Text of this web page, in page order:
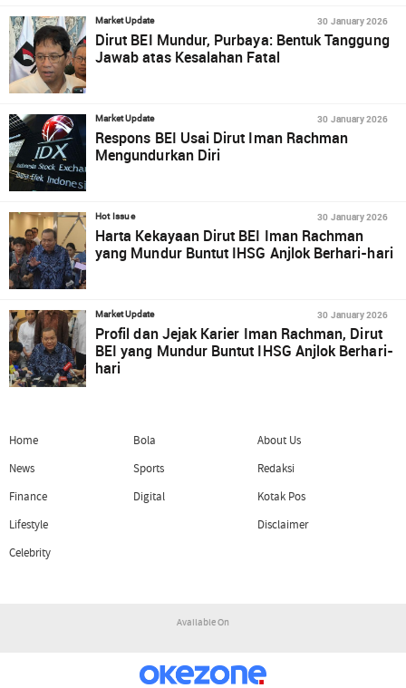
Market Update 30 January 2026
Dirut BEI Mundur, Purbaya: Bentuk Tanggung
Jawab atas Kesalahan Fatal
Market Update 30 January 2026
Respons BEI Usai Dirut Iman Rachman
Mengundurkan Diri
Hot Issue 30 January 2026
Harta Kekayaan Dirut BEI Iman Rachman
yang Mundur Buntut IHSG Anjlok Berhari-hari
Market Update 30 January 2026
Profil dan Jejak Karier Iman Rachman, Dirut
BEI yang Mundur Buntut IHSG Anjlok Berhari-
hari
Home
News
Finance
Lifestyle
Celebrity
Bola
Sports
Digital
About Us
Redaksi
Kotak Pos
Disclaimer
Available On